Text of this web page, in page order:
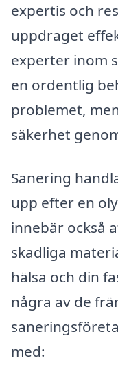
expertis och
uppdraget
experter inom
en ordentlig
problemet,
säkerhet
Sanering
upp efter en
innebär också
skadliga
hälsa och din
några av de
med: